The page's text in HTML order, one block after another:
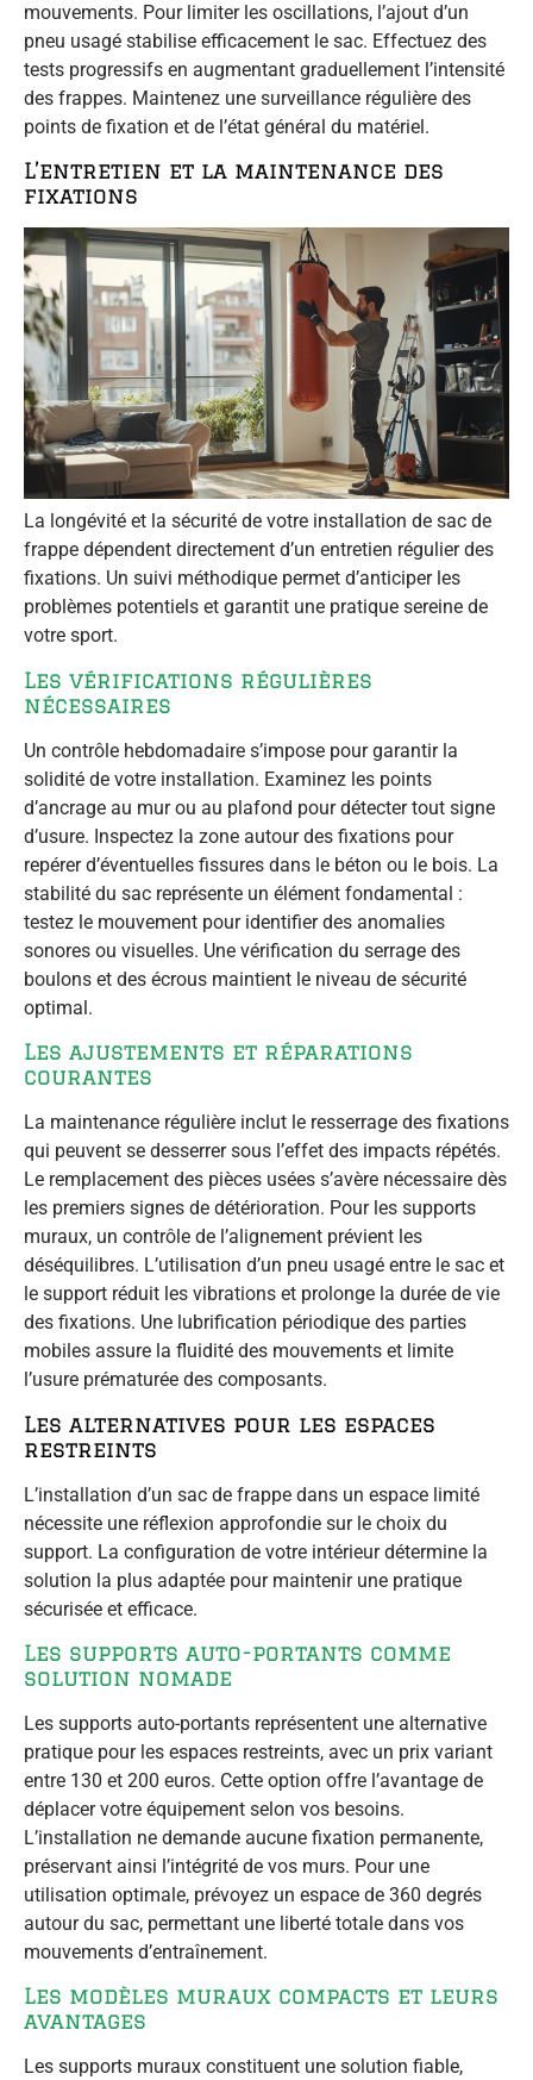
mouvements. Pour limiter les oscillations, l’ajout d’un
pneu usagé stabilise efficacement le sac. Effectuez des
tests progressifs en augmentant graduellement l’intensité
des frappes. Maintenez une surveillance régulière des
points de fixation et de l’état général du matériel.
L’entretien et la maintenance des
fixations
La longévité et la sécurité de votre installation de sac de
frappe dépendent directement d’un entretien régulier des
fixations. Un suivi méthodique permet d’anticiper les
problèmes potentiels et garantit une pratique sereine de
votre sport.
Les vérifications régulières
nécessaires
Un contrôle hebdomadaire s’impose pour garantir la
solidité de votre installation. Examinez les points
d’ancrage au mur ou au plafond pour détecter tout signe
d’usure. Inspectez la zone autour des fixations pour
repérer d’éventuelles fissures dans le béton ou le bois. La
stabilité du sac représente un élément fondamental :
testez le mouvement pour identifier des anomalies
sonores ou visuelles. Une vérification du serrage des
boulons et des écrous maintient le niveau de sécurité
optimal.
Les ajustements et réparations
courantes
La maintenance régulière inclut le resserrage des fixations
qui peuvent se desserrer sous l’effet des impacts répétés.
Le remplacement des pièces usées s’avère nécessaire dès
les premiers signes de détérioration. Pour les supports
muraux, un contrôle de l’alignement prévient les
déséquilibres. L’utilisation d’un pneu usagé entre le sac et
le support réduit les vibrations et prolonge la durée de vie
des fixations. Une lubrification périodique des parties
mobiles assure la fluidité des mouvements et limite
l’usure prématurée des composants.
Les alternatives pour les espaces
restreints
L’installation d’un sac de frappe dans un espace limité
nécessite une réflexion approfondie sur le choix du
support. La configuration de votre intérieur détermine la
solution la plus adaptée pour maintenir une pratique
sécurisée et efficace.
Les supports auto-portants comme
solution nomade
Les supports auto-portants représentent une alternative
pratique pour les espaces restreints, avec un prix variant
entre 130 et 200 euros. Cette option offre l’avantage de
déplacer votre équipement selon vos besoins.
L’installation ne demande aucune fixation permanente,
préservant ainsi l’intégrité de vos murs. Pour une
utilisation optimale, prévoyez un espace de 360 degrés
autour du sac, permettant une liberté totale dans vos
mouvements d’entraînement.
Les modèles muraux compacts et leurs
avantages
Les supports muraux constituent une solution fiable,